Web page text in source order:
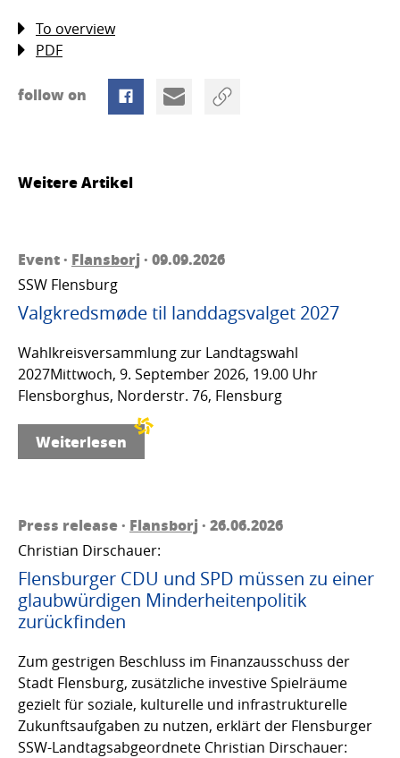
To overview
PDF
follow on
Weitere Artikel
Event · Flansborj· 09.09.2026
SSW Flensburg
Valgkredsmøde til landdagsvalget 2027
Wahlkreisversammlung zur Landtagswahl
2027Mittwoch, 9. September 2026, 19.00 Uhr
Flensborghus, Norderstr. 76, Flensburg
Weiterlesen
Press release · Flansborj· 26.06.2026
Christian Dirschauer:
Flensburger CDU und SPD müssen zu einer
glaubwürdigen Minderheitenpolitik
zurückfinden
Zum gestrigen Beschluss im Finanzausschuss der
Stadt Flensburg, zusätzliche investive Spielräume
gezielt für soziale, kulturelle und infrastrukturelle
Zukunftsaufgaben zu nutzen, erklärt der Flensburger
SSW-Landtagsabgeordnete Christian Dirschauer: